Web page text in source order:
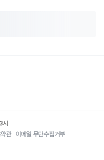
시
관 이메일 무단수집거부